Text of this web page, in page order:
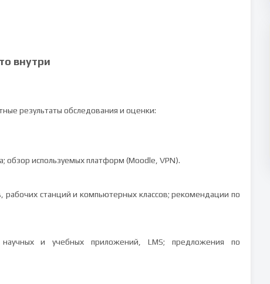
внутри
результаты обследования и оценки:
обзор используемых платформ (Moodle, VPN).
рабочих станций и компьютерных классов; рекомендации по
и учебных приложений, LMS; предложения по